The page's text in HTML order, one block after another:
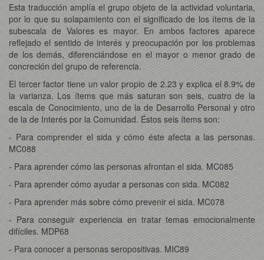
Esta traducción amplía el grupo objeto de la actividad voluntaria,
por lo que su solapamiento con el significado de los ítems de la
subescala de Valores es mayor. En ambos factores aparece
reflejado el sentido de interés y preocupación por los problemas
de los demás, diferenciándose en el mayor o menor grado de
concreción del grupo de referencia.
El tercer factor tiene un valor propio de 2.23 y explica el 8.9% de
la varianza. Los ítems que más saturan son seis, cuatro de la
escala de Conocimiento, uno de la de Desarrollo Personal y otro
de la de Interés por la Comunidad. Éstos seis ítems son:
- Para comprender el sida y cómo éste afecta a las personas.
MC088
- Para aprender cómo las personas afrontan el sida. MC085
- Para aprender cómo ayudar a personas con sida. MC082
- Para aprender más sobre cómo prevenir el sida. MC078
- Para conseguir experiencia en tratar temas emocionalmente
difíciles. MDP68
- Para conocer a personas seropositivas. MIC89